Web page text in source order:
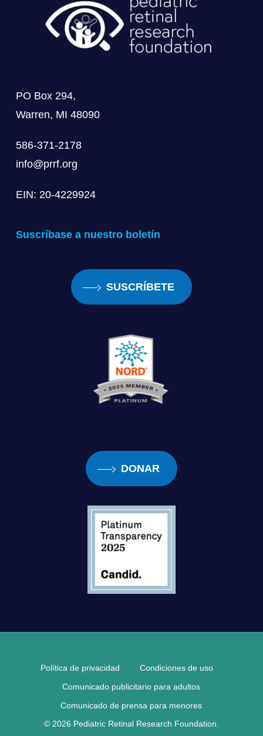
PO Box 294,
Warren, MI 48090
586-371-2178
info@prrf.org
EIN: 20-4229924
Suscríbase a nuestro boletín
SUSCRÍBETE
DONAR
Política de privacidad
Condiciones de uso
Comunicado publicitario para adultos
Comunicado de prensa para menores
© 2026 Pediatric Retinal Research Foundation.